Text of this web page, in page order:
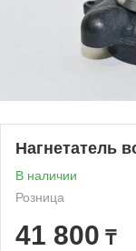
Нагнетатель
В наличии
Розница
41 800 ₸